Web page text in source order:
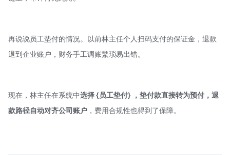
再说说员工垫付的情况。以前林主任个人扫码支付的保证金，退款
退到企业账户，财务手工调账繁琐易出错。
现在，林主任在系统中选择 {员工垫付} ，垫付款直接转为预付，退
款路径自动对齐公司账户 ，费用合规性也得到了保障。